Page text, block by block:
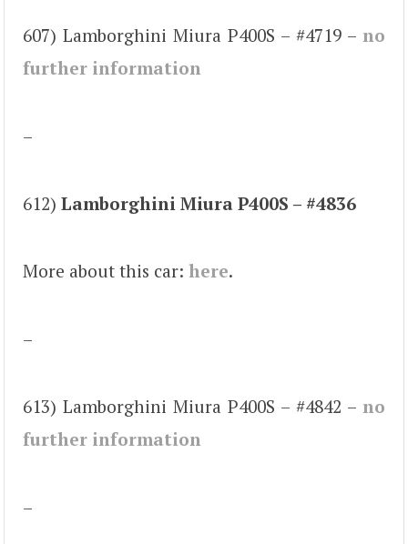
607) Lamborghini Miura P400S – #4719 – no
further information
–
612) Lamborghini Miura P400S – #4836
More about this car: here.
–
613) Lamborghini Miura P400S – #4842 – no
further information
–